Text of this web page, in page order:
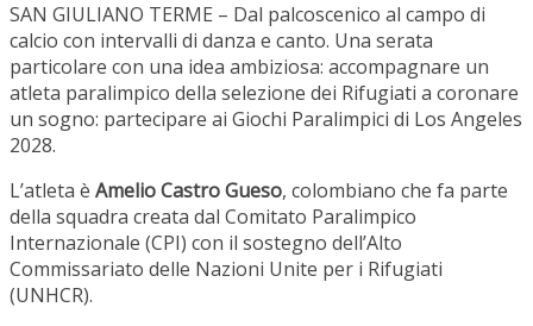
SAN GIULIANO TERME – Dal palcoscenico al campo di
calcio con intervalli di danza e canto. Una serata
particolare con una idea ambiziosa: accompagnare un
atleta paralimpico della selezione dei Rifugiati a coronare
un sogno: partecipare ai Giochi Paralimpici di Los Angeles
2028.
L’atleta è Amelio Castro Gueso, colombiano che fa parte
della squadra creata dal Comitato Paralimpico
Internazionale (CPI) con il sostegno dell’Alto
Commissariato delle Nazioni Unite per i Rifugiati
(UNHCR).